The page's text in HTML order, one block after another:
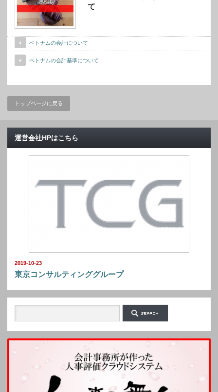
て
ベトナムの会計について
ベトナムの会計基準について
トップページに戻る
運営会社HPはこちら
2019-10-23
東京コンサルティンググループ